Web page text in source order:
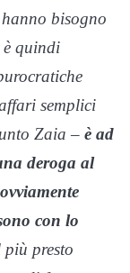
bisogno
quindi
semplici
Zaia – è ad
deroga al
con lo
più presto